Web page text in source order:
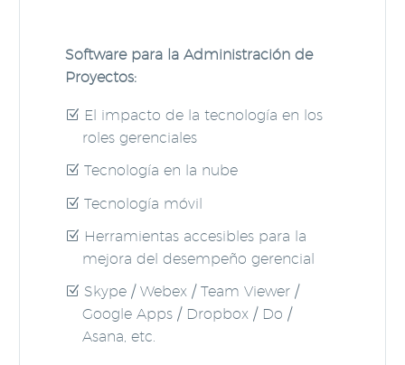
Software para la Administración de
Proyectos:
El impacto de la tecnología en los
roles gerenciales
Tecnología en la nube
Tecnología móvil
Herramientas accesibles para la
mejora del desempeño gerencial
Skype / Webex / Team Viewer /
Google Apps / Dropbox / Do /
Asana, etc.